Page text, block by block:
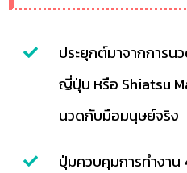
ประยุกต์มาจากการ
ญี่ปุ่น หรือ Shiatsu
นวดกับมือมนุษย์จริง
ปุ่มควบคุมการทำงาน